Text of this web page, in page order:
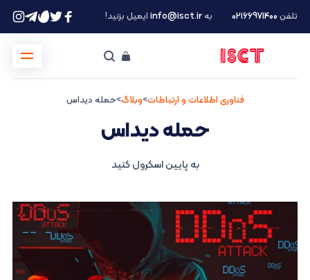
تلفن ۰۲۱66971400 بهinfo@isct.irایمیل بزنید!
فناوری اطلاعات و ارتباطات>وبلاگ>حمله دیداس
حمله دیداس
به پایین اسکرول کنید